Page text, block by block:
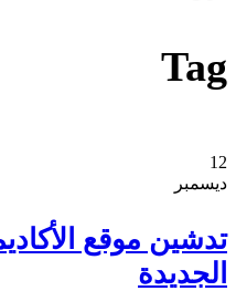
Tag
12
ديسمبر
تدشين موقع
الجديدة